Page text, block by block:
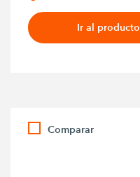
Ir al producto
Comparar